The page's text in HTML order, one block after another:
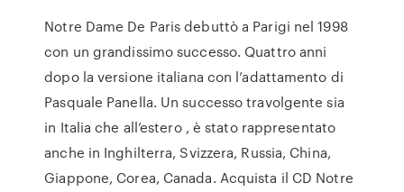
Notre Dame De Paris debuttò a Parigi nel 1998
con un grandissimo successo. Quattro anni
dopo la versione italiana con l’adattamento di
Pasquale Panella. Un successo travolgente sia
in Italia che all’estero , è stato rappresentato
anche in Inghilterra, Svizzera, Russia, China,
Giappone, Corea, Canada. Acquista il CD Notre